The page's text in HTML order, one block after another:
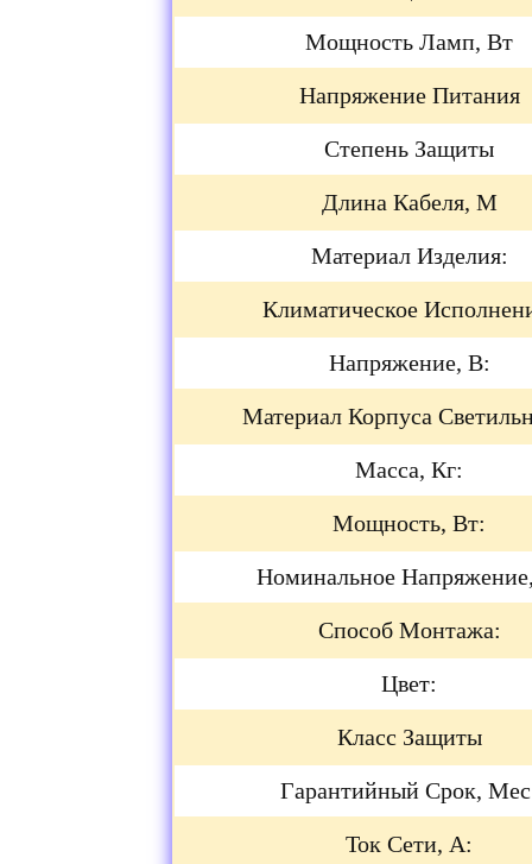
Мощность Ламп, Вт
Напряжение Питания
Степень Защиты
Длина Кабеля, М
Материал Изделия:
Климатическое
Напряжение, В:
Материал Корпуса
Масса, Кг:
Мощность, Вт:
Номинальное
Способ Монтажа:
Цвет:
Класс Защиты
Гарантийный Срок,
Ток Сети, А: